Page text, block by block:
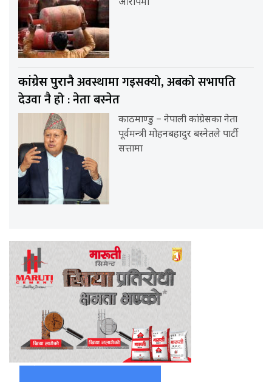
आरोपमा
कांग्रेस पुरानैअवस्थामा गइसक्यो, अबको सभापति
देउवा नै हो : नेता बस्नेत
काठमाण्डु – नेपाली कांग्रेसका नेता
पूर्वमन्त्री मोहनबहादुर बस्नेतले पार्टी
सत्तामा